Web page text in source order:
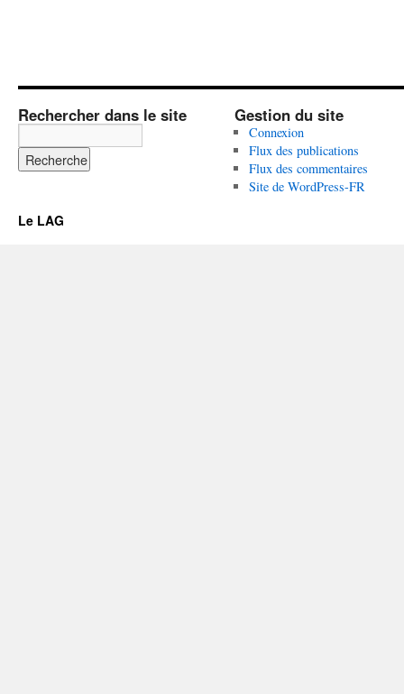
Rechercher dans le site Gestion du site
Connexion
Flux des publications
Flux des commentaires
Site de WordPress-FR
Le LAG